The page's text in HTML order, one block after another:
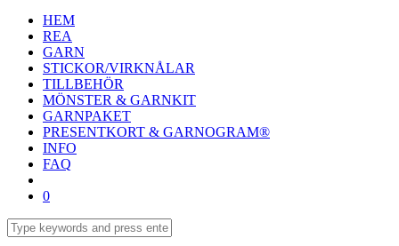
HEM
REA
GARN
STICKOR/VIRKNÅLAR
TILLBEHÖR
MÖNSTER & GARNKIT
GARNPAKET
PRESENTKORT & GARNOGRAM®
INFO
FAQ
0